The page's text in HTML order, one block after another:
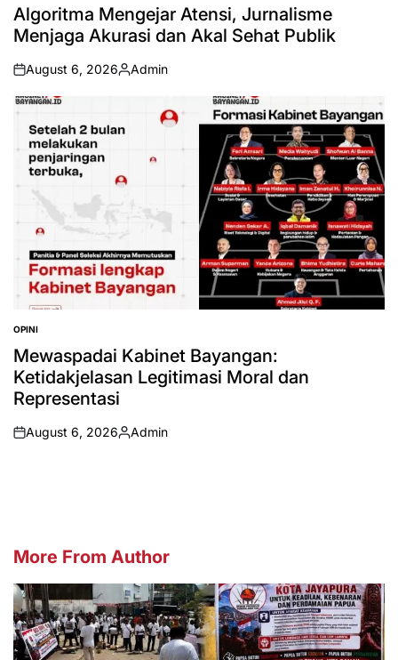
IN
Algoritma Mengejar Atensi, Jurnalisme
Menjaga Akurasi dan Akal Sehat Publik
on
August 6, 2026
Posted
Admin
POSTED
IN
OPINI
Mewaspadai Kabinet Bayangan:
Ketidakjelasan Legitimasi Moral dan
Representasi
on
August 6, 2026
Posted
Admin
More From Author